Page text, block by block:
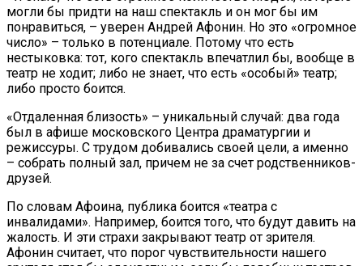
могли бы придти на наш спектакль и он мог бы им
понравиться, – уверен Андрей Афонин. Но это «огромное
число» – только в потенциале. Потому что есть
нестыковка: тот, кого спектакль впечатлил бы, вообще в
театр не ходит; либо не знает, что есть «особый» театр;
либо просто боится.
«Отдаленная близость» – уникальный случай: два года
был в афише московского Центра драматургии и
режиссуры. С трудом добивались своей цели, а именно
– собрать полный зал, причем не за счет родственников-
друзей.
По словам Афоина, публика боится «театра с
инвалидами». Например, боится того, что будут давить на
жалость. И эти страхи закрывают театр от зрителя.
Афонин считает, что порог чувствительности нашего